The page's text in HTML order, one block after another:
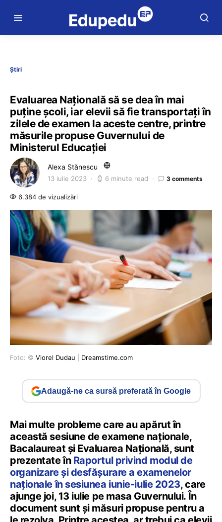
Știri
Evaluarea Națională să se dea în mai
puține școli, iar elevii să fie transportați în
zilele de examen la aceste centre, printre
măsurile propuse Guvernului de
Ministerul Educației
Alexa Stănescu
13 iulie 2023 6 minute read 3 comments
6.384 de vizualizări
Foto: © Viorel Dudau Dreamstime.com
Adaugă-ne ca sursă preferată în Google
Mai multe probleme care au apărut în
această sesiune de examene naționale,
Bacalaureat și Evaluarea Națională, sunt
prezentate în Raportul privind modul de
organizare şi desfăşurare a examenelor
naţionale în sesiunea iunie-iulie 2023, care
ajunge joi, 13 iulie pe masa Guvernului. În
document sunt și măsuri propuse pentru a